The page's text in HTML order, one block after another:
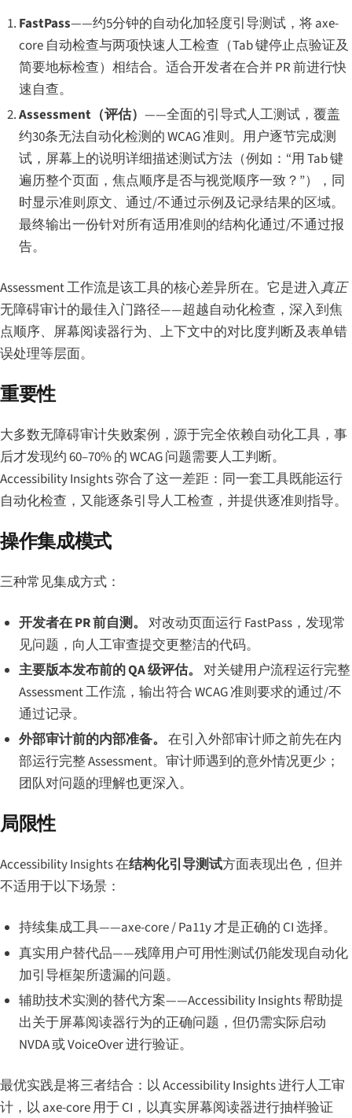
FastPass——约5分钟的自动化加轻度引导测试，将 axe-
core 自动检查与两项快速人工检查（Tab 键停止点验证及
简要地标检查）相结合。适合开发者在合并 PR 前进行快
速自查。
Assessment（评估） ——全面的引导式人工测试，覆盖
约30条无法自动化检测的 WCAG 准则。用户逐节完成测
试，屏幕上的说明详细描述测试方法（例如：“用 Tab 键
遍历整个页面，焦点顺序是否与视觉顺序一致？”），同
时显示准则原文、通过/不通过示例及记录结果的区域。
最终输出一份针对所有适用准则的结构化通过/不通过报
告。
Assessment 工作流是该工具的核心差异所在。它是进入真正
无障碍审计的最佳入门路径——超越自动化检查，深入到焦
点顺序、屏幕阅读器行为、上下文中的对比度判断及表单错
误处理等层面。
重要性
大多数无障碍审计失败案例，源于完全依赖自动化工具，事
后才发现约 60–70% 的 WCAG 问题需要人工判断。
Accessibility Insights 弥合了这一差距：同一套工具既能运行
自动化检查，又能逐条引导人工检查，并提供逐准则指导。
操作集成模式
三种常见集成方式：
开发者在 PR 前自测。 对改动页面运行 FastPass，发现常
见问题，向人工审查提交更整洁的代码。
主要版本发布前的 QA 级评估。 对关键用户流程运行完整
Assessment 工作流，输出符合 WCAG 准则要求的通过/不
通过记录。
外部审计前的内部准备。 在引入外部审计师之前先在内
部运行完整 Assessment。审计师遇到的意外情况更少；
团队对问题的理解也更深入。
局限性
Accessibility Insights 在结构化引导测试方面表现出色，但并
不适用于以下场景：
持续集成工具——axe-core / Pa11y 才是正确的 CI 选择。
真实用户替代品——残障用户可用性测试仍能发现自动化
加引导框架所遗漏的问题。
辅助技术实测的替代方案——Accessibility Insights 帮助提
出关于屏幕阅读器行为的正确问题，但仍需实际启动
NVDA 或 VoiceOver 进行验证。
最优实践是将三者结合：以 Accessibility Insights 进行人工审
计，以 axe-core 用于 CI，以真实屏幕阅读器进行抽样验证